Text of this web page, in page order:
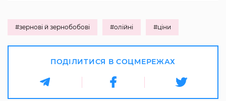
#зернові й зернобобові #олійні #ціни
ПОДІЛИТИСЯ В СОЦМЕРЕЖАХ